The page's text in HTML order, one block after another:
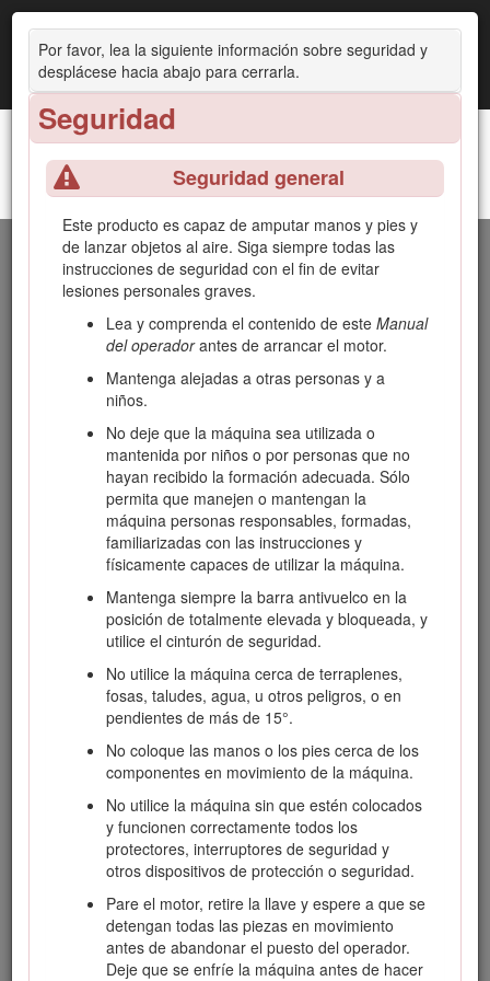
Por favor, lea la siguiente información sobre seguridad y
desplácese hacia abajo para cerrarla.
Seguridad
Seguridad general
Este producto es capaz de amputar manos y pies y
de lanzar objetos al aire. Siga siempre todas las
instrucciones de seguridad con el fin de evitar
lesiones personales graves.
Lea y comprenda el contenido de este Manual
del operadorantes de arrancar el motor.
Mantenga alejadas a otras personas y a
niños.
No deje que la máquina sea utilizada o
mantenida por niños o por personas que no
hayan recibido la formación adecuada. Sólo
permita que manejen o mantengan la
máquina personas responsables, formadas,
familiarizadas con las instrucciones y
físicamente capaces de utilizar la máquina.
Mantenga siempre la barra antivuelco en la
posición de totalmente elevada y bloqueada, y
utilice el cinturón de seguridad.
No utilice la máquina cerca de terraplenes,
fosas, taludes, agua, u otros peligros, o en
pendientes de más de 15°.
No coloque las manos o los pies cerca de los
componentes en movimiento de la máquina.
No utilice la máquina sin que estén colocados
y funcionen correctamente todos los
protectores, interruptores de seguridad y
otros dispositivos de protección o seguridad.
Pare el motor, retire la llave y espere a que se
detengan todas las piezas en movimiento
antes de abandonar el puesto del operador.
Deje que se enfríe la máquina antes de hacer
Cortacésped de asiento Z Master® Professional
Serie 5000
Introducción
Este cortacésped de asiento de cuchillas rotativas está
diseñado para ser usado por operadores profesionales
contratados. Está diseñado principalmente para segar
césped bien mantenido en zonas verdes residenciales o
comerciales. El uso de este producto para otros propósitos
otras personas.
mantener correctamente su producto, y para evitar lesiones
y daños al producto. Usted es responsable de utilizar el
producto de forma correcta y segura.
Visite www.Toro.com para buscar materiales de formación y
seguridad o información sobre accesorios, para localizar un
distribuidor o para registrar su producto.
Cuando necesite asistencia técnica, piezas genuinas Toro o
información adicional, póngase en contacto con un Servicio
Técnico Autorizado o con Asistencia al Cliente de Toro, y
producto. La Figura 1identifica la ubicación de los números
de serie y de modelo en el producto. Escriba los números en
el espacio provisto.
Important: Con su dispositivo móvil, puede escanear el
código QR (en su caso) de la pegatina del número de
serie para acceder a información sobre la garantía, las
piezas, y otra información sobre el producto.